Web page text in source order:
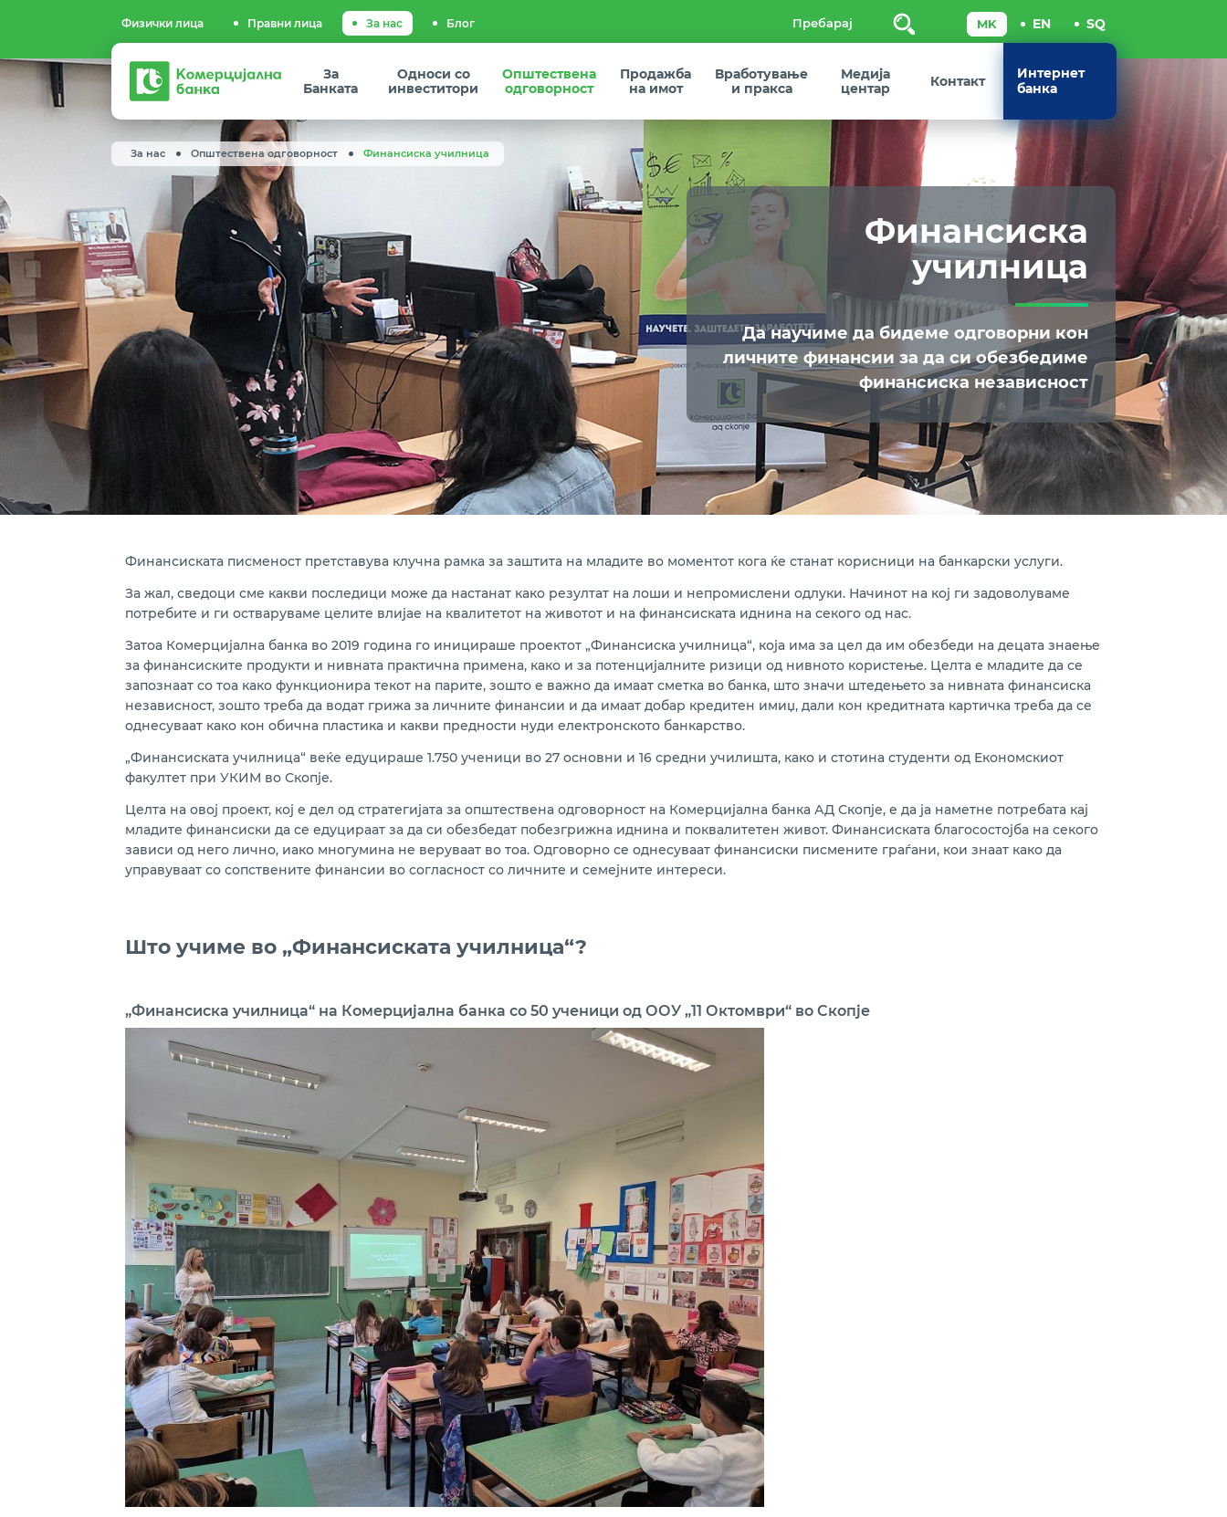
Физички лица Правни лица За нас Блог Пребарај
Комерцијална
банка
За
Банката
Односи со
инвеститори
Општествена
одговорност
Продажба
на имот
Вработување
и пракса
Медија
центар
Контакт
Интернет
банка
За нас Општествена одговорност Финансиска училница
Финансиска
училница
Да научиме да бидеме одговорни кон
личните финансии за да си обезбедиме
финансиска независност
Финансиската писменост претставува клучна рамка за заштита на младите во моментот кога ќе станат корисници на банкарски услуги.
За жал, сведоци сме какви последици може да настанат како резултат на лоши и непромислени одлуки. Начинот на кој ги задоволуваме
потребите и ги остваруваме целите влијае на квалитетот на животот и на финансиската иднина на секого од нас.
Затоа Комерцијална банка во 2019 година го иницираше проектот „Финансиска училница“, која има за цел да им обезбеди на децата знаење
за финансиските продукти и нивната практична примена, како и за потенцијалните ризици од нивното користење. Целта е младите да се
запознаат со тоа како функционира текот на парите, зошто е важно да имаат сметка во банка, што значи штедењето за нивната финансиска
независност, зошто треба да водат грижа за личните финансии и да имаат добар кредитен имиџ, дали кон кредитната картичка треба да се
однесуваат како кон обична пластика и какви предности нуди електронското банкарство.
„Финансиската училница“ веќе едуцираше 1.750 ученици во 27 основни и 16 средни училишта, како и стотина студенти од Економскиот
факултет при УКИМ во Скопје.
Целта на овој проект, кој е дел од стратегијата за општествена одговорност на Комерцијална банка АД Скопје, е да ја наметне потребата кај
младите финансиски да се едуцираат за да си обезбедат побезгрижна иднина и поквалитетен живот. Финансиската благосостојба на секого
зависи од него лично, иако многумина не веруваат во тоа. Одговорно се однесуваат финансиски писмените граѓани, кои знаат како да
управуваат со сопствените финансии во согласност со личните и семејните интереси.
Што учиме во „Финансиската училница“?
„Финансиска училница“ на Комерцијална банка со 50 ученици од ООУ „11 Октомври“ во Скопје